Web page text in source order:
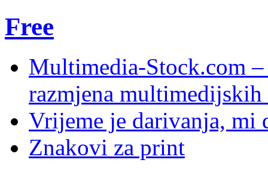
Free
Multimedia-Stock.com –
razmjena multimedijskih
Vrijeme je darivanja, mi
Znakovi za print